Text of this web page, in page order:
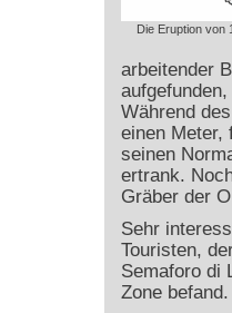
Die Eruption von
arbeitender
Während
einen Meter,
seinen
ertrank.
Gräber der
Sehr
Touristen,
Semaforo di
Zone